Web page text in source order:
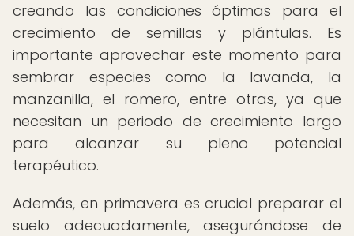
creando las condiciones óptimas para el
crecimiento de semillas y plántulas. Es
importante aprovechar este momento para
sembrar especies como la lavanda, la
manzanilla, el romero, entre otras, ya que
necesitan un periodo de crecimiento largo
para alcanzar su pleno potencial
terapéutico.
Además, en primavera es crucial preparar el
suelo adecuadamente, asegurándose de